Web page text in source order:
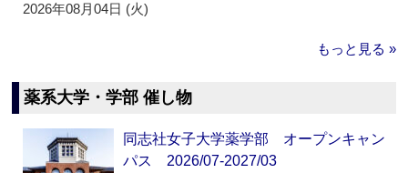
2026年08月04日 (火)
もっと見る »
薬系大学・学部 催し物
同志社女子大学薬学部 オープンキャン
パス 2026/07-2027/03